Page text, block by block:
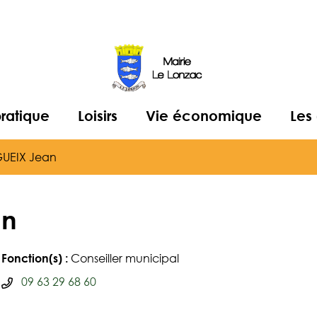
Loisirs Vie économique
Jean
Fonction(s) :Conseiller municipal
Numéro de téléphone
09 63 29 68 60